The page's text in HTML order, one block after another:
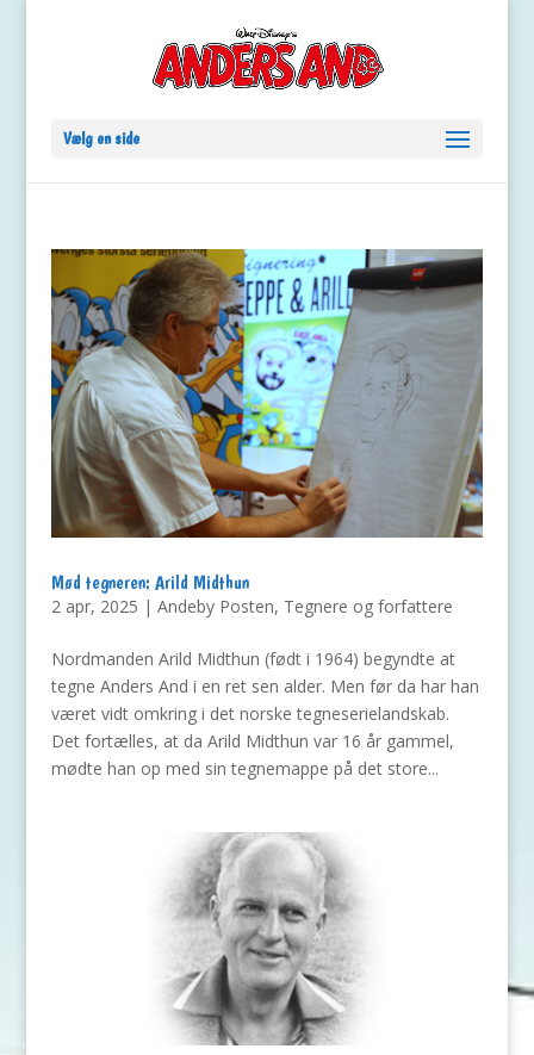
Vælg en side
Mød tegneren: Arild Midthun
2 apr, 2025 | Andeby Posten, Tegnere og forfattere
Nordmanden Arild Midthun (født i 1964) begyndte at
tegne Anders And i en ret sen alder. Men før da har han
været vidt omkring i det norske tegneserielandskab.
Det fortælles, at da Arild Midthun var 16 år gammel,
mødte han op med sin tegnemappe på det store...